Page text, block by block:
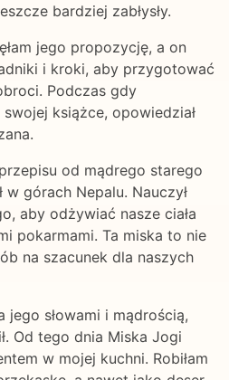
bardziej zabłysły.
jego propozycję, a on
i kroki, aby przygotować
Podczas gdy
książce, opowiedział
od mądrego starego
w górach Nepalu. Nauczył
aby odżywiać nasze ciała
pokarmami. Ta miska to nie
na szacunek dla naszych
jego słowami i mądrością,
Od tego dnia Miska Jogi
w mojej kuchni. Robiłam